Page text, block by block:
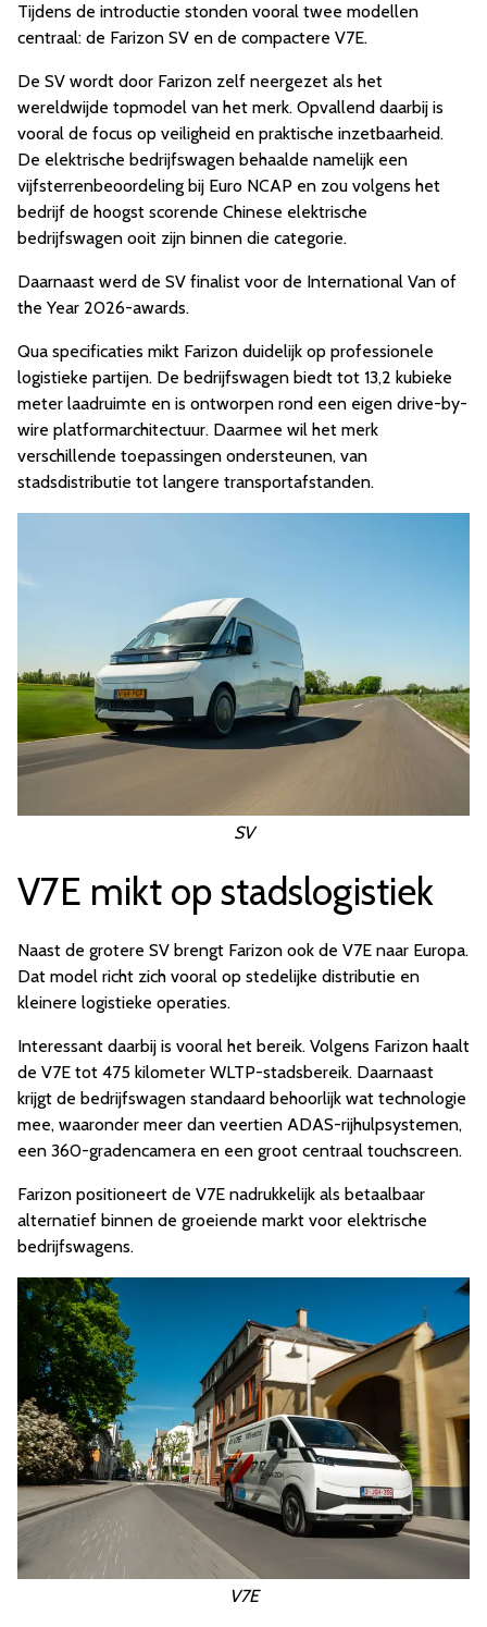
Tijdens de introductie stonden vooral twee modellen
centraal: de Farizon SV en de compactere V7E.
De SV wordt door Farizon zelf neergezet als het
wereldwijde topmodel van het merk. Opvallend daarbij is
vooral de focus op veiligheid en praktische inzetbaarheid.
De elektrische bedrijfswagen behaalde namelijk een
vijfsterrenbeoordeling bij Euro NCAP en zou volgens het
bedrijf de hoogst scorende Chinese elektrische
bedrijfswagen ooit zijn binnen die categorie.
Daarnaast werd de SV finalist voor de International Van of
the Year 2026-awards.
Qua specificaties mikt Farizon duidelijk op professionele
logistieke partijen. De bedrijfswagen biedt tot 13,2 kubieke
meter laadruimte en is ontworpen rond een eigen drive-by-
wire platformarchitectuur. Daarmee wil het merk
verschillende toepassingen ondersteunen, van
stadsdistributie tot langere transportafstanden.
SV
V7E mikt op stadslogistiek
Naast de grotere SV brengt Farizon ook de V7E naar Europa.
Dat model richt zich vooral op stedelijke distributie en
kleinere logistieke operaties.
Interessant daarbij is vooral het bereik. Volgens Farizon haalt
de V7E tot 475 kilometer WLTP-stadsbereik. Daarnaast
krijgt de bedrijfswagen standaard behoorlijk wat technologie
mee, waaronder meer dan veertien ADAS-rijhulpsystemen,
een 360-gradencamera en een groot centraal touchscreen.
Farizon positioneert de V7E nadrukkelijk als betaalbaar
alternatief binnen de groeiende markt voor elektrische
bedrijfswagens.
V7E